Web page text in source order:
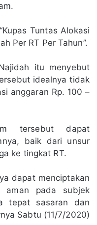
Tuntas Alokasi
Per RT Per Tahun”.
itu menyebut
idealnya tidak
anggaran Rp. 100 –
tersebut dapat
baik dari unsur
ke tingkat RT.
dapat menciptakan
aman pada subjek
tepat sasaran dan
Sabtu (11/7/2020)